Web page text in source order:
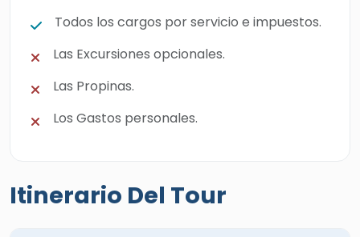
Todos los cargos por servicio e impuestos.
Las Excursiones opcionales.
Las Propinas.
Los Gastos personales.
Itinerario Del Tour